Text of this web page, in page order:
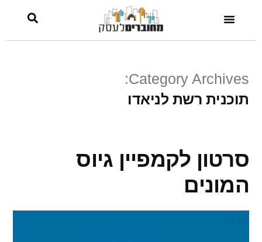
Category Archives:
תוכנית רשת לניאדו
סרטון לקמפיין גיוס
המונים